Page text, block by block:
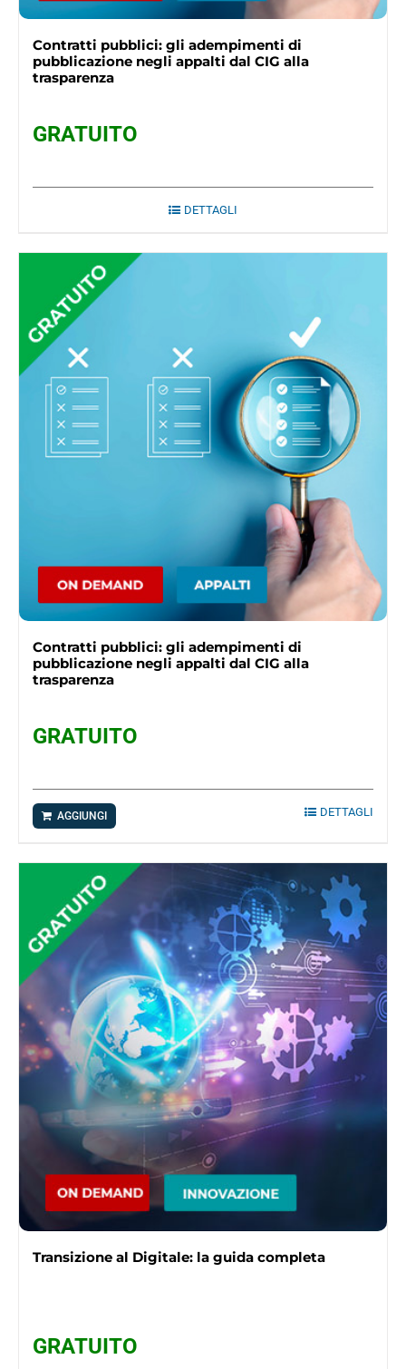
Contratti pubblici: gli adempimenti di
pubblicazione negli appalti dal CIG alla
trasparenza
GRATUITO
DETTAGLI
Contratti pubblici: gli adempimenti di
pubblicazione negli appalti dal CIG alla
trasparenza
GRATUITO
AGGIUNGI DETTAGLI
Transizione al Digitale: la guida completa
GRATUITO